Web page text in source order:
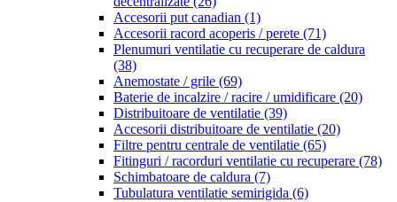
Accesorii put canadian (1)
Accesorii racord acoperis / perete (71)
Plenumuri ventilatie cu recuperare de caldura
(38)
Anemostate / grile (69)
Baterie de incalzire / racire / umidificare (20)
Distribuitoare de ventilatie (39)
Accesorii distribuitoare de ventilatie (20)
Filtre pentru centrale de ventilatie (65)
Fitinguri / racorduri ventilatie cu recuperare (78)
Schimbatoare de caldura (7)
Tubulatura ventilatie semirigida (6)